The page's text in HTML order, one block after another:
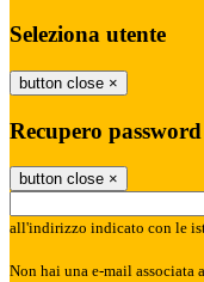
Seleziona utente
button close ×
Recupero password
button close ×
all'indirizzo indicato con le
Non hai una e-mail associata